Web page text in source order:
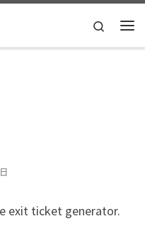
Search
exit ticket generator.